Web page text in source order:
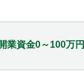
業資金0～100万円